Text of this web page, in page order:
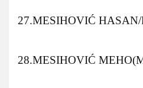
27.MESIHOVIĆ HASAN/
28.MESIHOVIĆ